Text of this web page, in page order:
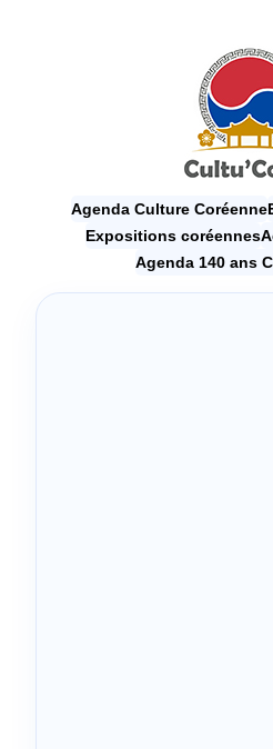
Agenda Culture Coréenne
Expositions coréennes
Agenda 140 ans